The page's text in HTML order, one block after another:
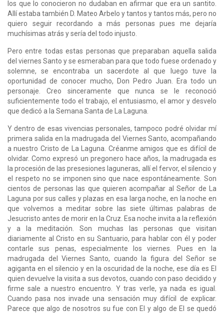
los que lo conocieron no dudaban en afirmar que era un santito.
Allí estaba también D. Mateo Arbelo y tantos y tantos más, pero no
quiero seguir recordando a más personas pues me dejaría
muchísimas atrás y sería del todo injusto.
Pero entre todas estas personas que preparaban aquella salida
del viernes Santo y se esmeraban para que todo fuese ordenado y
solemne, se encontraba un sacerdote al que luego tuve la
oportunidad de conocer mucho, Don Pedro Juan. Era todo un
personaje. Creo sinceramente que nunca se le reconoció
suficientemente todo el trabajo, el entusiasmo, el amor y desvelo
que dedicó a la Semana Santa de La Laguna.
Y dentro de esas vivencias personales, tampoco podré olvidar mí
primera salida en la madrugada del Viernes Santo, acompañando
a nuestro Cristo de La Laguna. Créanme amigos que es difícil de
olvidar. Como expresó un pregonero hace años, la madrugada es
la procesión de las presesiones laguneras, allí el fervor, el silencio y
el respeto no se imponen sino que nace espontáneamente. Son
cientos de personas las que quieren acompañar al Señor de La
Laguna por sus calles y plazas en esa larga noche, en la noche en
que volvemos a meditar sobre las siete últimas palabras de
Jesucristo antes de morir en la Cruz. Esa noche invita a la reflexión
y a la meditación. Son muchas las personas que visitan
diariamente al Cristo en su Santuario, para hablar con él y poder
contarle sus penas, especialmente los viernes. Pues en la
madrugada del Viernes Santo, cuando la figura del Señor se
agiganta en el silencio y en la oscuridad de la noche, ese día es El
quien devuelve la visita a sus devotos, cuando con paso decidido y
firme sale a nuestro encuentro. Y tras verle, ya nada es igual.
Cuando pasa nos invade una sensación muy difícil de explicar.
Parece que algo de nosotros su fue con El y algo de El se quedó